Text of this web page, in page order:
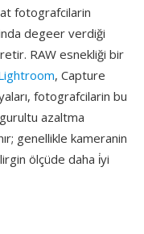
fotografcilarin
degeer verdiği
RAW esnekliği bir
, Capture
fotografcilarin bu
azaltma
genellikle kameranin
ölçüde daha i̇yi